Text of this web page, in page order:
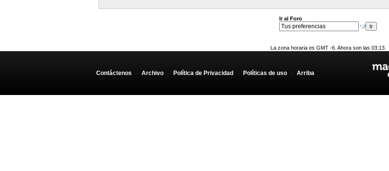
Ir al Foro
La zona horaria es GMT -6. Ahora son las 03:13.
Contáctenos - Archivo - Política de Privacidad - Políticas de uso - Arriba